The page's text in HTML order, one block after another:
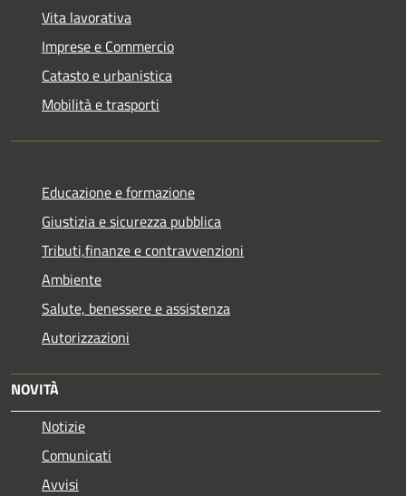
Vita lavorativa
Imprese e Commercio
Catasto e urbanistica
Mobilità e trasporti
Educazione e formazione
Giustizia e sicurezza pubblica
Tributi,finanze e contravvenzioni
Ambiente
Salute, benessere e assistenza
Autorizzazioni
NOVITÀ
Notizie
Comunicati
Avvisi